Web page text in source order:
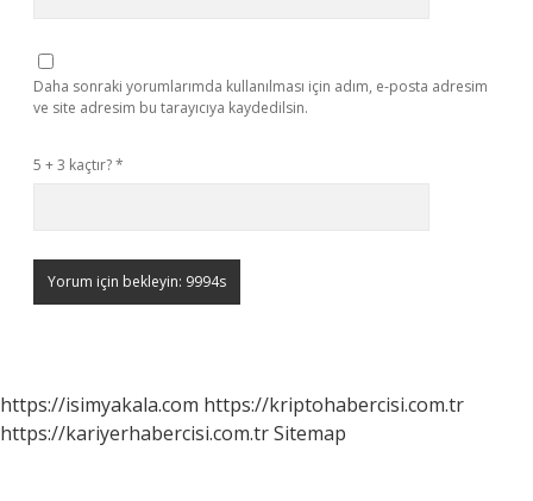
Daha sonraki yorumlarımda kullanılması için adım, e-posta adresim
ve site adresim bu tarayıcıya kaydedilsin.
5 + 3 kaçtır?*
https://isimyakala.com https://kriptohabercisi.com.tr
https://kariyerhabercisi.com.trSitemap